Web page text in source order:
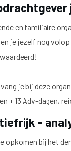
en familiaire
je jezelf nog
je bij deze
+ 13 Adv-dagen,
-
opkomen bij het